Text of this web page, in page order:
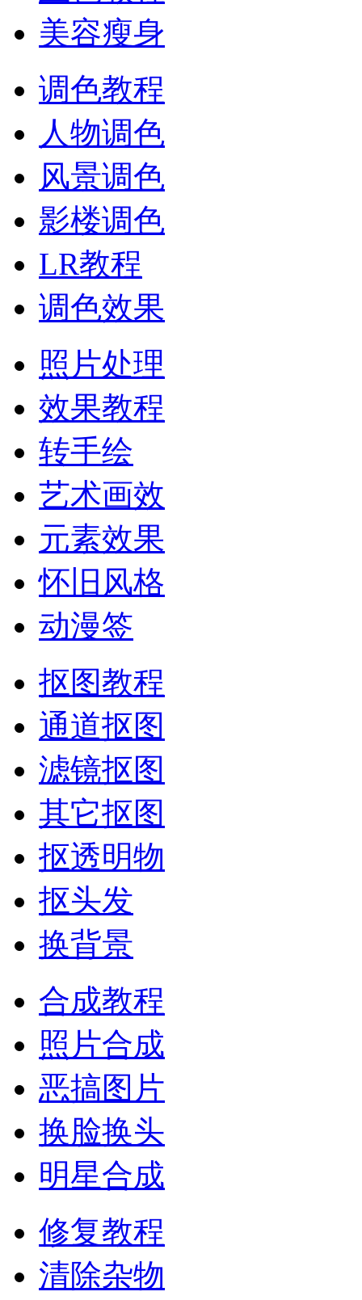
美容瘦身
调色教程
人物调色
风景调色
影楼调色
LR教程
调色效果
照片处理
效果教程
转手绘
艺术画效
元素效果
怀旧风格
动漫签
抠图教程
通道抠图
滤镜抠图
其它抠图
抠透明物
抠头发
换背景
合成教程
照片合成
恶搞图片
换脸换头
明星合成
修复教程
清除杂物